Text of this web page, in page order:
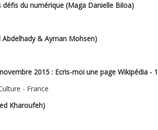
défis du numérique (Maga Danielle Biloa)
Abdelhady & Ayman Mohsen)
2015 : Ecris-moi une page Wikipédia - 1
- France
Kharoufeh)